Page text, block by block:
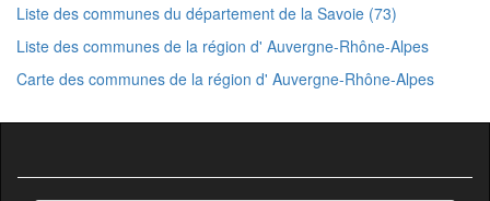
Liste des communes du département de la Savoie (73)
Liste des communes de la région d' Auvergne-Rhône-Alpes
Carte des communes de la région d' Auvergne-Rhône-Alpes